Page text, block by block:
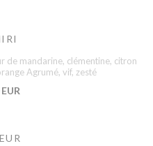
de mandarine, clémentine, citron
Agrumé, vif, zesté